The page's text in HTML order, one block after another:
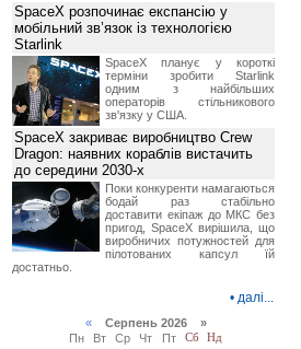
SpaceX розпочинає експансію у
мобільний зв’язок із технологією
Starlink
SpaceX планує у короткі
терміни зробити Starlink
одним з найбільших
операторів стільникового
зв'язку у США.
SpaceX закриває виробництво Crew
Dragon: наявних кораблів вистачить
до середини 2030-х
Поки конкуренти намагаються
бодай раз стабільно
доставити екіпаж до МКС без
пригод, SpaceX вирішила, що
виробничих потужностей для
пілотованих капсул їй
достатньо.
• далі...
«Серпень 2026 »
Пн
Вт Ср Чт Пт Сб Нд